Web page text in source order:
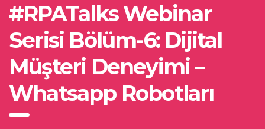
#RPATalks Webinar
Serisi Bölüm-6: Dijital
Müşteri Deneyimi –
Whatsapp Robotları